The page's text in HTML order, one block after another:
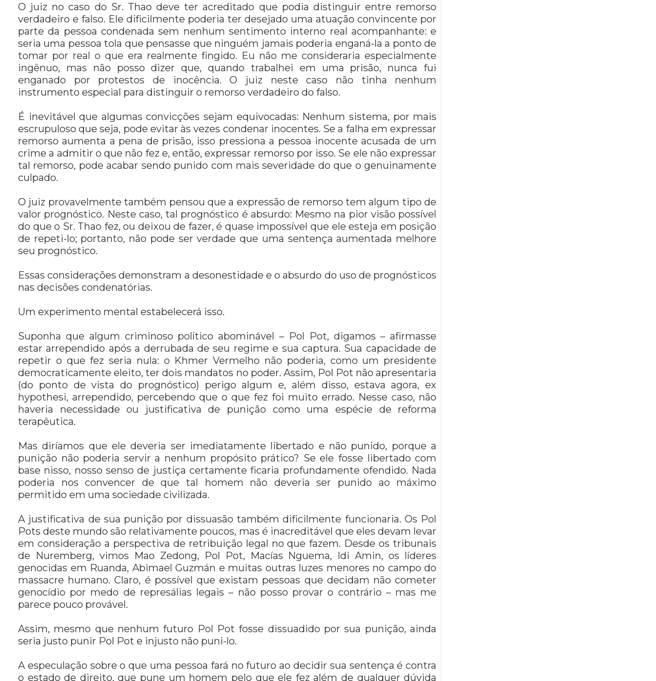
O juiz no caso do Sr. Thao deve ter acreditado que podia distinguir entre remorso
verdadeiro e falso. Ele dificilmente poderia ter desejado uma atuação convincente por
parte da pessoa condenada sem nenhum sentimento interno real acompanhante: e
seria uma pessoa tola que pensasse que ninguém jamais poderia enganá-la a ponto de
tomar por real o que era realmente fingido. Eu não me consideraria especialmente
ingênuo, mas não posso dizer que, quando trabalhei em uma prisão, nunca fui
enganado por protestos de inocência. O juiz neste caso não tinha nenhum
instrumento especial para distinguir o remorso verdadeiro do falso.
É inevitável que algumas convicções sejam equivocadas: Nenhum sistema, por mais
escrupuloso que seja, pode evitar às vezes condenar inocentes. Se a falha em expressar
remorso aumenta a pena de prisão, isso pressiona a pessoa inocente acusada de um
crime a admitir o que não fez e, então, expressar remorso por isso. Se ele não expressar
tal remorso, pode acabar sendo punido com mais severidade do que o genuinamente
culpado.
O juiz provavelmente também pensou que a expressão de remorso tem algum tipo de
valor prognóstico. Neste caso, tal prognóstico é absurdo: Mesmo na pior visão possível
do que o Sr. Thao fez, ou deixou de fazer, é quase impossível que ele esteja em posição
de repeti-lo; portanto, não pode ser verdade que uma sentença aumentada melhore
seu prognóstico.
Essas considerações demonstram a desonestidade e o absurdo do uso de prognósticos
nas decisões condenatórias.
Um experimento mental estabelecerá isso.
Suponha que algum criminoso político abominável – Pol Pot, digamos – afirmasse
estar arrependido após a derrubada de seu regime e sua captura. Sua capacidade de
repetir o que fez seria nula: o Khmer Vermelho não poderia, como um presidente
democraticamente eleito, ter dois mandatos no poder. Assim, Pol Pot não apresentaria
(do ponto de vista do prognóstico) perigo algum e, além disso, estava agora, ex
hypothesi, arrependido, percebendo que o que fez foi muito errado. Nesse caso, não
haveria necessidade ou justificativa de punição como uma espécie de reforma
terapêutica.
Mas diríamos que ele deveria ser imediatamente libertado e não punido, porque a
punição não poderia servir a nenhum propósito prático? Se ele fosse libertado com
base nisso, nosso senso de justiça certamente ficaria profundamente ofendido. Nada
poderia nos convencer de que tal homem não deveria ser punido ao máximo
permitido em uma sociedade civilizada.
A justificativa de sua punição por dissuasão também dificilmente funcionaria. Os Pol
Pots deste mundo são relativamente poucos, mas é inacreditável que eles devam levar
em consideração a perspectiva de retribuição legal no que fazem. Desde os tribunais
de Nuremberg, vimos Mao Zedong, Pol Pot, Macías Nguema, Idi Amin, os líderes
genocidas em Ruanda, Abimael Guzmán e muitas outras luzes menores no campo do
massacre humano. Claro, é possível que existam pessoas que decidam não cometer
genocídio por medo de represálias legais – não posso provar o contrário – mas me
parece pouco provável.
Assim, mesmo que nenhum futuro Pol Pot fosse dissuadido por sua punição, ainda
seria justo punir Pol Pot e injusto não puni-lo.
A especulação sobre o que uma pessoa fará no futuro ao decidir sua sentença é contra
o estado de direito, que pune um homem pelo que ele fez além de qualquer dúvida